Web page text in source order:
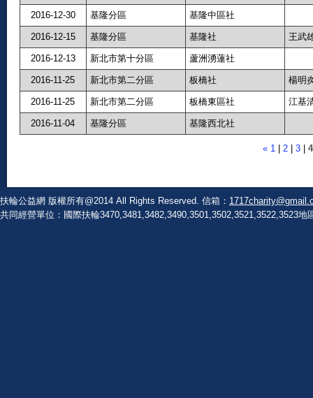
2016-12-30 基隆分區 基隆中區社
2016-12-15 基隆分區 基隆社 王武
2016-12-13 新北市第十分區 蘆洲湧蓮社
2016-11-25 新北市第二分區 板橋社 楊明
2016-11-25 新北市第二分區 板橋東區社 江基
2016-11-04 基隆分區 基隆西北社
« 1 2 3 4
扶輪公益網 版權所有@2014 All Rights Reserved. 信箱：
共同經營單位：國際扶輪3470,3481,3482,3490,3501,3502,3521,3522,3523地